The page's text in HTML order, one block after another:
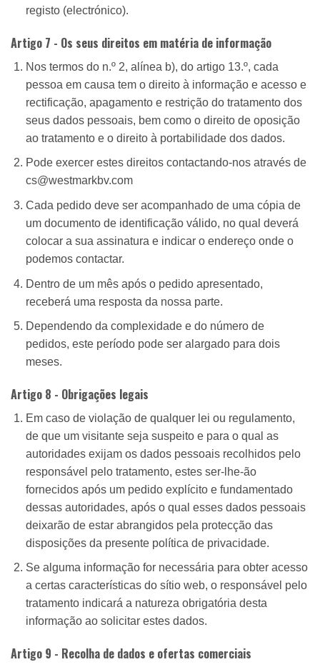
registo (electrónico).
Artigo 7 - Os seus direitos em matéria de informação
Nos termos do n.º 2, alínea b), do artigo 13.º, cada
pessoa em causa tem o direito à informação e acesso e
rectificação, apagamento e restrição do tratamento dos
seus dados pessoais, bem como o direito de oposição
ao tratamento e o direito à portabilidade dos dados.
Pode exercer estes direitos contactando-nos através de
cs@westmarkbv.com
Cada pedido deve ser acompanhado de uma cópia de
um documento de identificação válido, no qual deverá
colocar a sua assinatura e indicar o endereço onde o
podemos contactar.
Dentro de um mês após o pedido apresentado,
receberá uma resposta da nossa parte.
Dependendo da complexidade e do número de
pedidos, este período pode ser alargado para dois
meses.
Artigo 8 - Obrigações legais
Em caso de violação de qualquer lei ou regulamento,
de que um visitante seja suspeito e para o qual as
autoridades exijam os dados pessoais recolhidos pelo
responsável pelo tratamento, estes ser-lhe-ão
fornecidos após um pedido explícito e fundamentado
dessas autoridades, após o qual esses dados pessoais
deixarão de estar abrangidos pela protecção das
disposições da presente política de privacidade.
Se alguma informação for necessária para obter acesso
a certas características do sítio web, o responsável pelo
tratamento indicará a natureza obrigatória desta
informação ao solicitar estes dados.
Artigo 9 - Recolha de dados e ofertas comerciais